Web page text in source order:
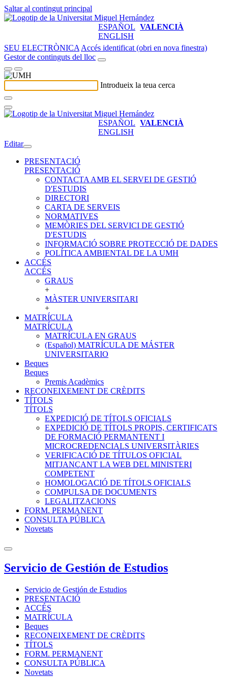
Saltar al contingut principal
ESPAÑOL VALENCIÀ
ENGLISH
SEU ELECTRÒNICA Accés identificat (obri en nova finestra)
Gestor de continguts del lloc
Introdueix la teua cerca
ESPAÑOL VALENCIÀ
ENGLISH
Editar
PRESENTACIÓ
PRESENTACIÓ
CONTACTA AMB EL SERVEI DE GESTIÓ
D'ESTUDIS
DIRECTORI
CARTA DE SERVEIS
NORMATIVES
MEMÒRIES DEL SERVICI DE GESTIÓ
D'ESTUDIS
INFORMACIÓ SOBRE PROTECCIÓ DE DADES
POLÍTICA AMBIENTAL DE LA UMH
ACCÉS
ACCÉS
GRAUS
+
MÀSTER UNIVERSITARI
+
MATRÍCULA
MATRÍCULA
MATRÍCULA EN GRAUS
(Español) MATRÍCULA DE MÁSTER
UNIVERSITARIO
Beques
Beques
Premis Acadèmics
RECONEIXEMENT DE CRÈDITS
TÍTOLS
TÍTOLS
EXPEDICIÓ DE TÍTOLS OFICIALS
EXPEDICIÓ DE TÍTOLS PROPIS, CERTIFICATS
DE FORMACIÓ PERMANTENT I
MICROCREDENCIALS UNIVERSITÀRIES
VERIFICACIÓ DE TÍTULOS OFICIAL
MITJANÇANT LA WEB DEL MINISTERI
COMPETENT
HOMOLOGACIÓ DE TÍTOLS OFICIALS
COMPULSA DE DOCUMENTS
LEGALITZACIONS
FORM. PERMANENT
CONSULTA PÚBLICA
Novetats
Servicio de Gestión de Estudios
Servicio de Gestión de Estudios
PRESENTACIÓ
ACCÉS
MATRÍCULA
Beques
RECONEIXEMENT DE CRÈDITS
TÍTOLS
FORM. PERMANENT
CONSULTA PÚBLICA
Novetats